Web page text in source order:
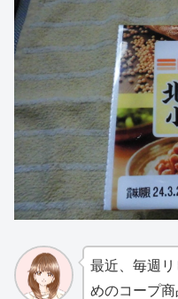
最近、毎週
めのコープ